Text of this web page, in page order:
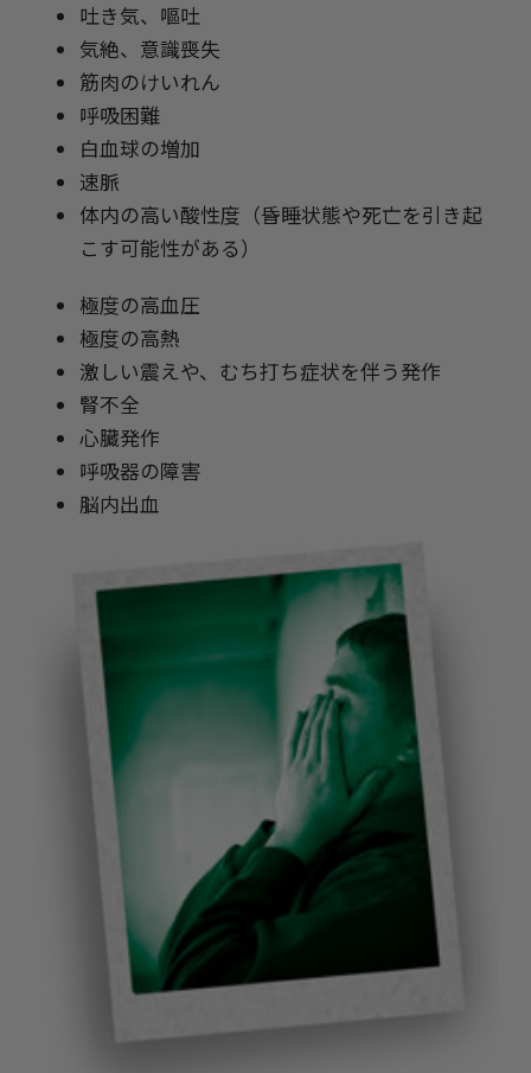
吐き気、嘔吐
気絶、意識喪失
筋肉のけいれん
呼吸困難
白血球の増加
速脈
体内の高い酸性度（昏睡状態や死亡を引き起
こす可能性がある）
極度の高血圧
極度の高熱
激しい震えや、むち打ち症状を伴う発作
腎不全
心臓発作
呼吸器の障害
脳内出血